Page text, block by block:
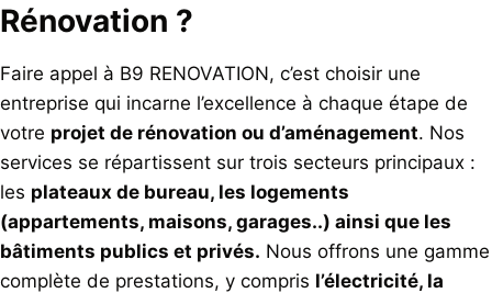
Rénovation ?
Faire appel à B9 RENOVATION, c’est choisir une
entreprise qui incarne l’excellence à chaque étape de
votre projet de rénovation ou d’aménagement. Nos
services se répartissent sur trois secteurs principaux :
les plateaux de bureau, les logements
(appartements, maisons, garages..) ainsi que les
bâtiments publics et privés. Nous offrons une gamme
complète de prestations, y compris l’électricité, la